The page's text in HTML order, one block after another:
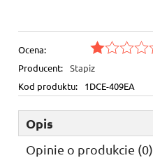
Ocena:
Producent: Stapiz
Kod produktu:
1DCE-409EA
Opis
Opinie o produkcie (0)